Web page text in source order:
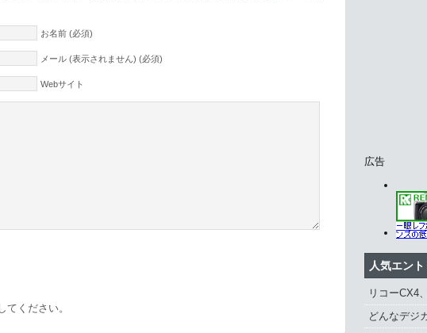
お名前 (必須)
メール (表示されません) (必須)
Webサイト
ください。
広告
人気エント
リコーCX4
どんなデジ